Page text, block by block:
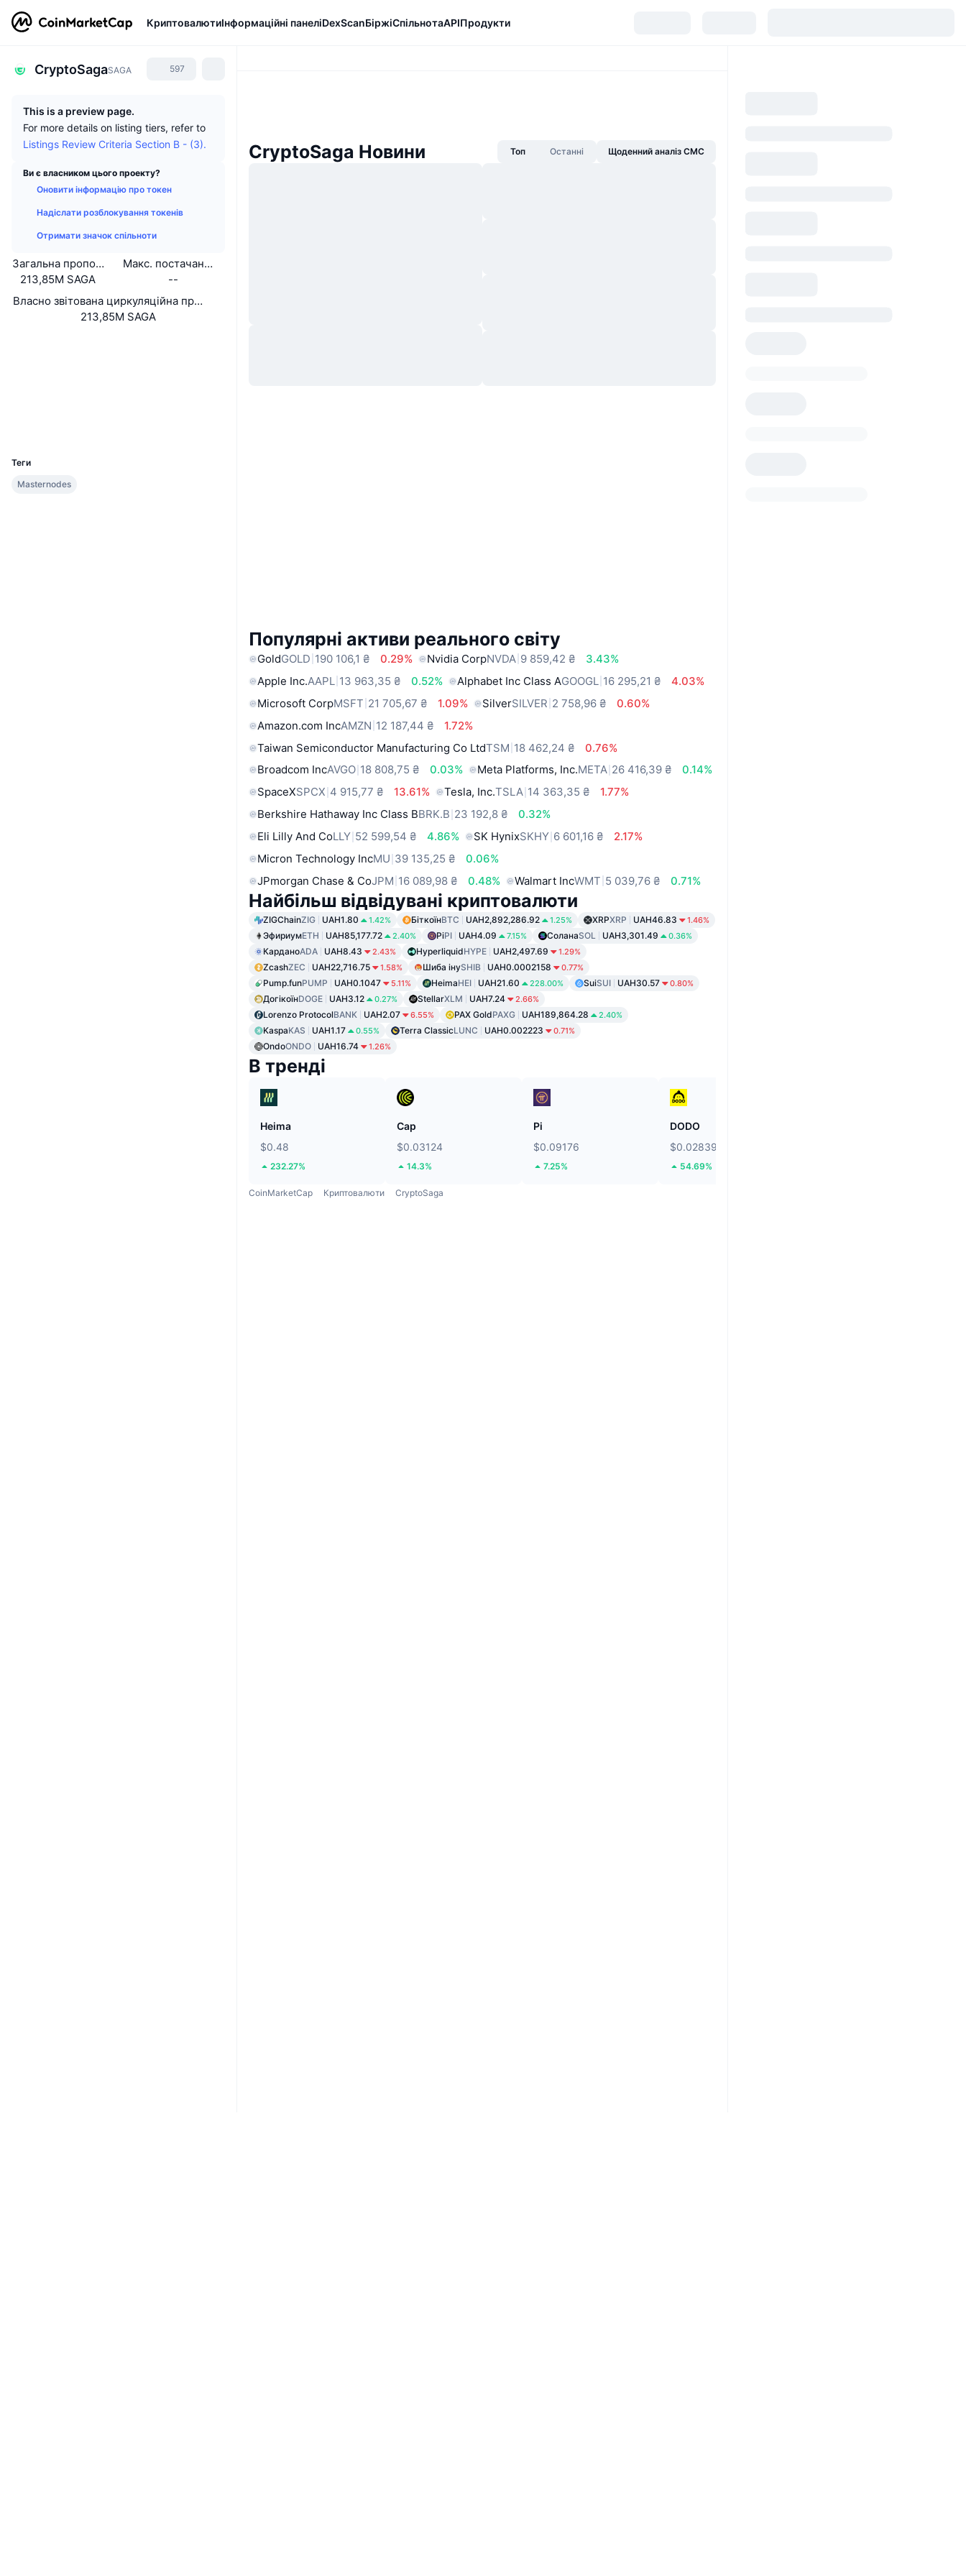
КриптовалютиІнформаційні панеліDexScanБіржіСпільнотаAPIПродукти
CryptoSagaSAGA 597
This is a preview page.
For more details on listing tiers, refer to
Listings Review Criteria Section B - (3).
Ви є власником цього проекту?
Оновити інформацію про токен
Надіслати розблокування токенів
Отримати значок спільноти
Загальна пропозиція
213,85M SAGA
Макс. постачання
--
Власно звітована циркуляційна пропозиція
213,85M SAGA
Теги
Masternodes
CryptoSaga Новини Топ Останні Щоденний аналіз CMC
Популярні активи реального світу
GoldGOLD 190 106,1 ₴ 0.29% Nvidia CorpNVDA 9 859,42 ₴
3.43%
Apple Inc.AAPL 13 963,35 ₴ 0.52% Alphabet Inc Class AGOOGL 16 295,21 ₴
4.03%
Microsoft CorpMSFT 21 705,67 ₴ 1.09% SilverSILVER 2 758,96 ₴
0.60%
Amazon.com IncAMZN 12 187,44 ₴
1.72%
Taiwan Semiconductor Manufacturing Co LtdTSM 18 462,24 ₴
0.76%
Broadcom IncAVGO 18 808,75 ₴ 0.03% Meta Platforms, Inc.META 26 416,39 ₴
0.14%
SpaceXSPCX 4 915,77 ₴ 13.61% Tesla, Inc.TSLA 14 363,35 ₴
1.77%
Berkshire Hathaway Inc Class BBRK.B 23 192,8 ₴
0.32%
Eli Lilly And CoLLY 52 599,54 ₴ 4.86% SK HynixSKHY 6 601,16 ₴
2.17%
Micron Technology IncMU 39 135,25 ₴
0.06%
JPmorgan Chase & CoJPM 16 089,98 ₴ 0.48% Walmart IncWMT 5 039,76 ₴ 0.71%
Найбільш відвідувані криптовалюти
ZIGChainZIG UAH1.80 1.42% БіткоїнBTC UAH2,892,286.92 1.25% XRPXRP UAH46.83 1.46%
ЭфириумETH UAH85,177.72 2.40% PiPI UAH4.09 7.15% СоланаSOL UAH3,301.49 0.36%
КарданоADA UAH8.43 2.43% HyperliquidHYPE UAH2,497.69 1.29%
ZcashZEC UAH22,716.75 1.58% Шиба інуSHIB UAH0.0002158 0.77%
Pump.funPUMP UAH0.1047 5.11% HeimaHEI UAH21.60 228.00% SuiSUI UAH30.57 0.80%
ДогікоїнDOGE UAH3.12 0.27% StellarXLM UAH7.24 2.66%
Lorenzo ProtocolBANK UAH2.07 6.55% PAX GoldPAXG UAH189,864.28 2.40%
KaspaKAS UAH1.17 0.55% Terra ClassicLUNC UAH0.002223 0.71%
OndoONDO UAH16.74 1.26%
В тренді
Heima
$0.48
232.27%
Cap
$0.03124
14.3%
Pi
$0.09176
7.25%
DODO
$0.02839
54.69%
CoinMarketCap Криптовалюти CryptoSaga